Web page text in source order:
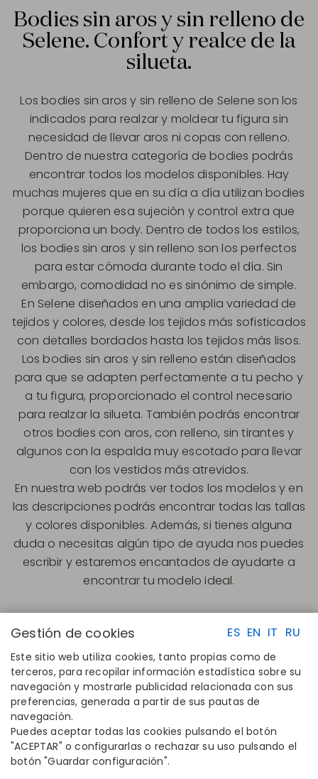
Bodies sin aros y sin relleno de
Selene. Confort y realce de la
silueta.
Los bodies sin aros y sin relleno de Selene son los
indicados para realzar y moldear tu figura sin
necesidad de llevar aros ni copas con relleno.
Dentro de nuestra categoría de bodies podrás
encontrar todos los modelos disponibles. Hay
muchas mujeres que en su día a día utilizan bodies
porque quieren esa sujeción y control extra que
proporciona un body. Dentro de todos los estilos,
los bodies sin aros y sin relleno son los perfectos
para estar cómoda durante todo el día. Sin
embargo, comodidad no es sinónimo de simple.
En Selene diseñados en una amplia variedad de
tejidos y colores, desde los tejidos más sofisticados
con detalles bordados hasta los tejidos más lisos.
Los bodies sin aros y sin relleno están diseñados
para que se adapten perfectamente a tu pecho y
a tu figura, proporcionado el control necesario
para realzar la silueta. También podrás encontrar
otros bodies con aros, con relleno, sin tirantes y
algunos con la espalda muy escotado para llevar
con los vestidos más atrevidos.
En nuestra web podrás ver todos los modelos y en
las descripciones podrás encontrar todas las tallas
y colores disponibles. Además, si tienes alguna
duda o necesitas algún tipo de ayuda nos puedes
escribir y estaremos encantados de ayudarte a
encontrar tu modelo ideal.
ES EN IT RU
Gestión de cookies
Este sitio web utiliza cookies, tanto propias como de
terceros, para recopilar información estadística sobre su
navegación y mostrarle publicidad relacionada con sus
preferencias, generada a partir de sus pautas de
navegación.
Puedes aceptar todas las cookies pulsando el botón
"ACEPTAR" o configurarlas o rechazar su uso pulsando el
botón "Guardar configuración".
ENLACES RAPIDOS
Calcula tu talla
Encuentra tu tienda
Únete al directorio
CONTACTO
Disintex 2021 SL
disintex@disintex.es